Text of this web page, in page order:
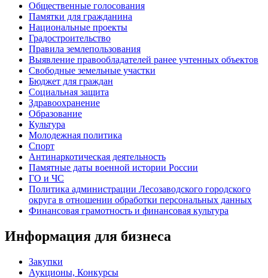
Общественные голосования
Памятки для гражданина
Национальные проекты
Градостроительство
Правила землепользования
Выявление правообладателей ранее учтенных объектов
Свободные земельные участки
Бюджет для граждан
Социальная защита
Здравоохранение
Образование
Культура
Молодежная политика
Спорт
Антинаркотическая деятельность
Памятные даты военной истории России
ГО и ЧС
Политика администрации Лесозаводского городского
округа в отношении обработки персональных данных
Финансовая грамотность и финансовая культура
Информация для бизнеса
Закупки
Аукционы, Конкурсы